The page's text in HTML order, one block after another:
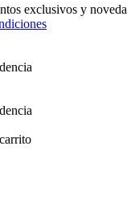
exclusivos y